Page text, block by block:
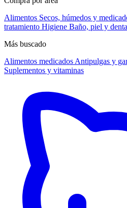
Alimentos Secos, húmedos y
tratamiento Higiene Baño, piel y
Más buscado
Alimentos medicados Antipulgas y
Suplementos y vitaminas